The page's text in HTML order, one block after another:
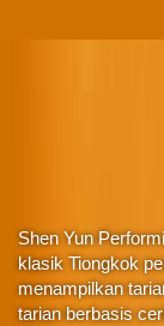
Shen Yun
klasik Tiongkok
menampilkan
tarian berbasis